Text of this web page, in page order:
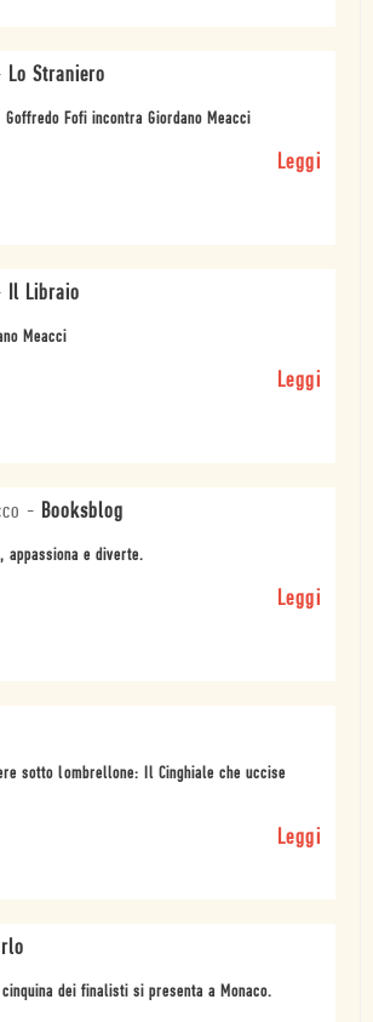
Lo Straniero
Fofi incontra Giordano Meacci
Leggi
Il Libraio
Meacci
Leggi
- Booksblog
appassiona e diverte.
Leggi
sotto lombrellone: Il Cinghiale che uccise
Leggi
dei finalisti si presenta a Monaco.